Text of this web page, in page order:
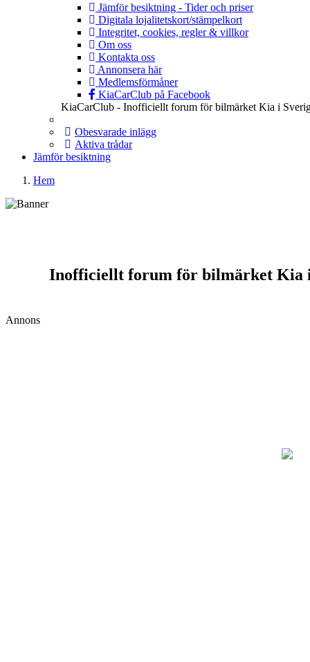
Jämför besiktning - Tider och priser
Digitala lojalitetskort/stämpelkort
Integritet, cookies, regler & villkor
Om oss
Kontakta oss
Annonsera här
Medlemsförmåner
KiaCarClub på Facebook
KiaCarClub - Inofficiellt forum för bilmärket Kia i
Obesvarade inlägg
Aktiva trådar
Jämför besiktning
Hem
Inofficiellt forum för bilmärket Kia i
Annons